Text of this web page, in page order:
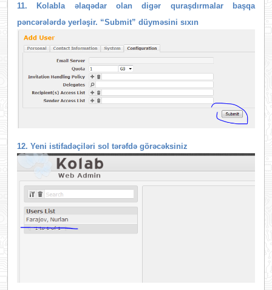
11. Kolabla əlaqədar olan digər quraşdırmalar başqa
pəncərələrdə yerləşir. “Submit” düyməsini sıxın
12. Yeni istifadəçiləri sol tərəfdə görəcəksiniz